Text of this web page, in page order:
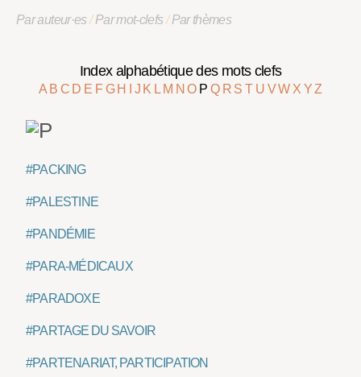
Par auteur·es/Par mot-clefs/Par thèmes
Index alphabétique des mots clefs
A B C D E F G H J K L M NO P Q R ST U VW X YZ
#PACKING
#PALESTINE
#PANDÉMIE
#PARA-MÉDICAUX
#PARADOXE
#PARTAGE DU SAVOIR
#PARTENARIAT, PARTICIPATION